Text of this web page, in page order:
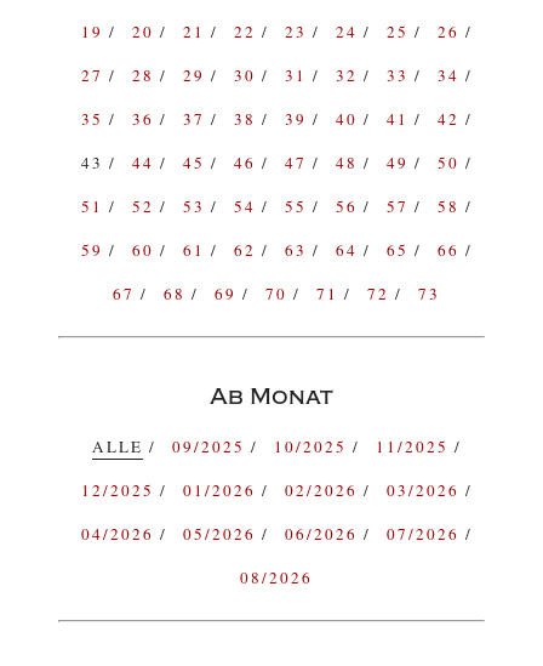
19 20 21 22 23 24 25
26
27
28 29 30 31 32 33
34
35
36 37 38 39 40 41
42
43
44 45 46 47 48 49
50
51
52 53 54 55 56 57
58
59
60 61 62 63 64 65
66
67
68 69 70 71 72 73
Ab Monat
ALLE 09/2025 10/2025
11/2025
12/2025
01/2026 02/2026
03/2026
04/2026
05/2026 06/2026
07/2026
08/2026